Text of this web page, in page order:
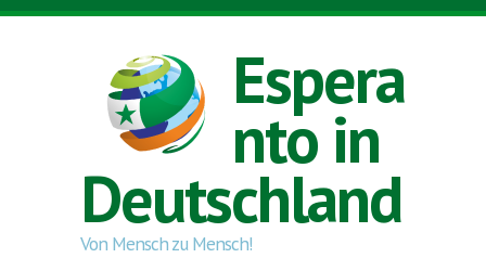
Direkt zum Inhalt
Espera
nto in
Deutschland
Von Mensch zu Mensch!